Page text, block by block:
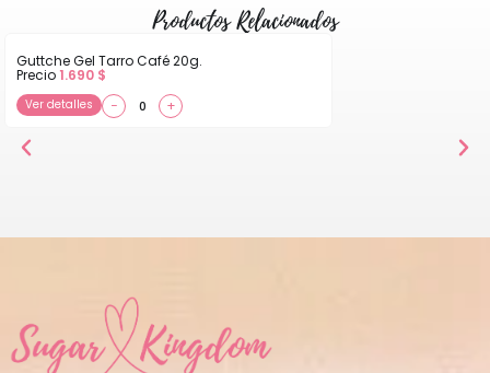
Productos Relacionados
Guttche Gel Tarro Café 20g.
Precio 1.690 $
Ver detalles − +